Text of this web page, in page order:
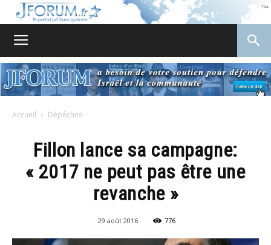
Accueil Dépêches
Fillon lance sa campagne:
« 2017 ne peut pas être une
revanche »
29 août 2016 776